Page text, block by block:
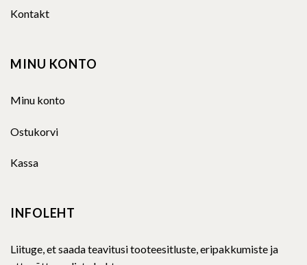
Kontakt
MINU KONTO
Minu konto
Ostukorvi
Kassa
INFOLEHT
Liituge, et saada teavitusi tooteesitluste, eripakkumiste ja